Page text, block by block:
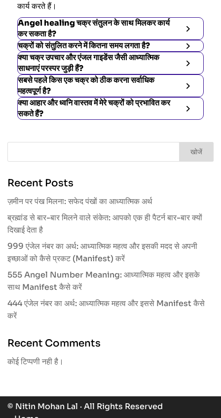
कार्य करते हैं।
Angel healing चक्र संतुलन के साथ मिलकर कार्य
कर सकता है?
चक्रों को संतुलित करने में कितना समय लगता है?
क्या चक्र उपचार और एंजल गाइडेंस जैसी आध्यात्मिक
साधनाएं परस्पर जुड़ी हैं?
सबसे पहले किस एक चक्र को ठीक करना सर्वाधिक
महत्वपूर्ण है?
क्या आहार और ध्वनि वास्तव में मेरे चक्रों को प्रभावित कर
सकते हैं?
खोजें
Recent Posts
ज़मीन पर पंख मिलना: सफेद पंखों का आध्यात्मिक अर्थ
ब्रह्मांड से बार-बार मिलने वाले संकेत: आपको एक ही पैटर्न बार-बार क्यों
दिखाई देता है
999 एंजेल नंबर का अर्थ: आध्यात्मिक महत्व और इसकी मदद से अपनी
इच्छाओं को कैसे प्रकट (Manifest) करें
555 Angel Number Meaning: आध्यात्मिक महत्व और इसके
साथ Manifest कैसे करें
444 एंजेल नंबर का अर्थ: आध्यात्मिक महत्व और इससे Manifest कैसे
करें
Recent Comments
कोई टिप्पणी नही है।
© Nitin Mohan Lal · All Rights Reserved